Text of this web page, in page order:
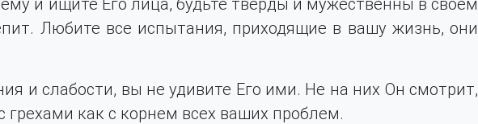
Любите все испытания, приходящие в вашу жизнь, они
и слабости, вы не удивите Его ими. Не на них Он смотрит,
грехами как с корнем всех ваших проблем.